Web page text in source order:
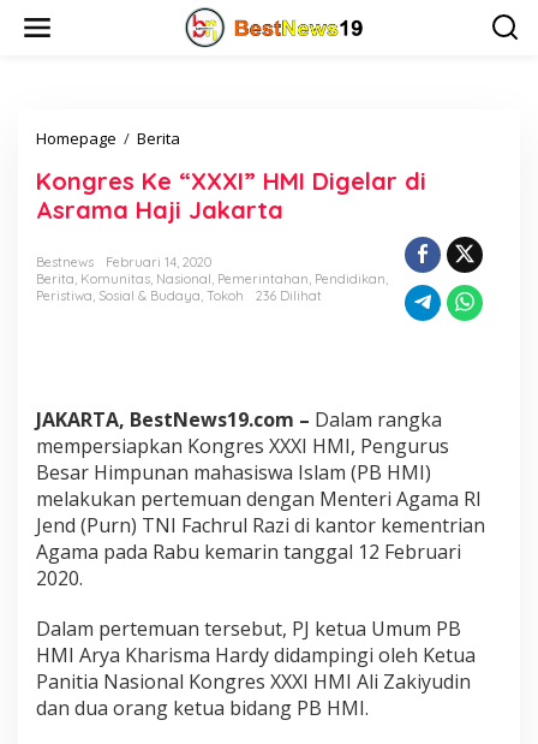
Homepage / Berita
n
s
K
I
"
M
I
D
i
a
r
d
i
A
Kongres Ke “XXXI” HMI Digelar di
Asrama Haji Jakarta
Bestnews
Februari 14, 2020
Berita, Komunitas, Nasional, Pemerintahan, Pendidikan,
Peristiwa, Sosial & Budaya, Tokoh 236 Dilihat
JAKARTA, BestNews19.com – Dalam rangka
mempersiapkan Kongres XXXI HMI, Pengurus
Besar Himpunan mahasiswa Islam (PB HMI)
melakukan pertemuan dengan Menteri Agama RI
Jend (Purn) TNI Fachrul Razi di kantor kementrian
Agama pada Rabu kemarin tanggal 12 Februari
2020.
Dalam pertemuan tersebut, PJ ketua Umum PB
HMI Arya Kharisma Hardy didampingi oleh Ketua
Panitia Nasional Kongres XXXI HMI Ali Zakiyudin
dan dua orang ketua bidang PB HMI.